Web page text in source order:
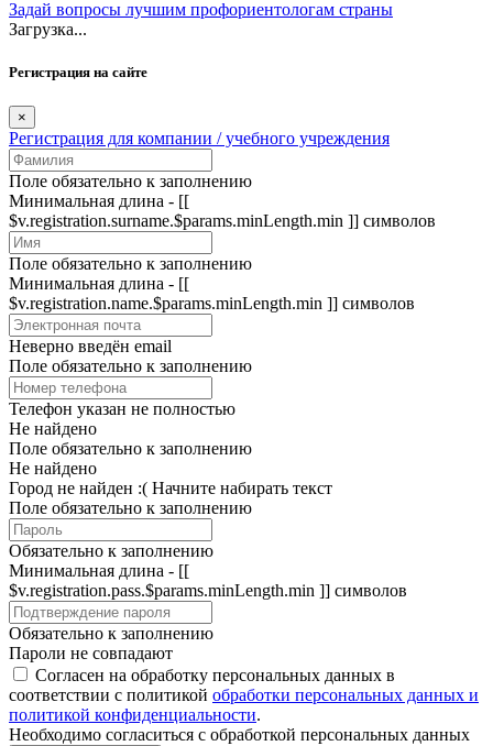
Задай вопросы лучшим профориентологам страны
Загрузка...
Регистрация на сайте
×
Регистрация для компании / учебного учреждения
Поле обязательно к заполнению
Минимальная длина - [[
$v.registration.surname.$params.minLength.min ]] символов
Поле обязательно к заполнению
Минимальная длина - [[
$v.registration.name.$params.minLength.min ]] символов
Неверно введён email
Поле обязательно к заполнению
Телефон указан не полностью
Не найдено
Поле обязательно к заполнению
Не найдено
Город не найден :( Начните набирать текст
Поле обязательно к заполнению
Обязательно к заполнению
Минимальная длина - [[
$v.registration.pass.$params.minLength.min ]] символов
Обязательно к заполнению
Пароли не совпадают
Согласен на обработку персональных данных в
соответствии с политикой обработки персональных данных и
политикой конфиденциальности.
Необходимо согласиться с обработкой персональных данных